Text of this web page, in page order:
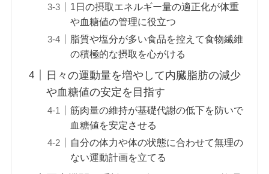
1日の摂取エネルギー量の適正化が体重
や血糖値の管理に役立つ
脂質や塩分が多い食品を控えて食物繊維
の積極的な摂取を心がける
日々の運動量を増やして内臓脂肪の減少
や血糖値の安定を目指す
筋肉量の維持が基礎代謝の低下を防いで
血糖値を安定させる
自分の体力や体の状態に合わせて無理の
ない運動計画を立てる